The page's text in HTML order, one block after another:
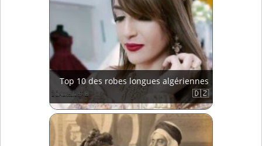
Top 10 des robes longues algériennes
🇩🇿